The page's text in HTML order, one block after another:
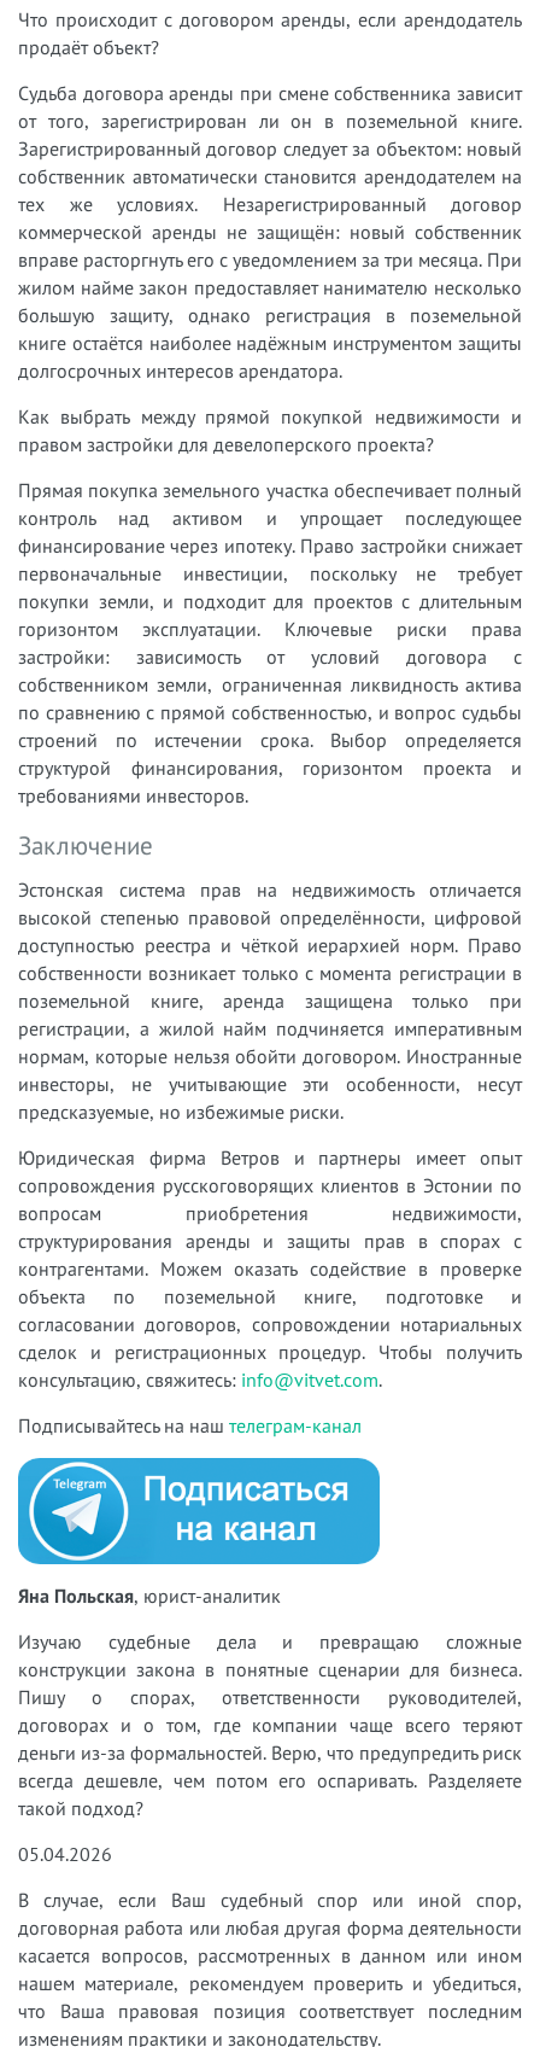
Что происходит с договором аренды, если арендодатель
продаёт объект?
Судьба договора аренды при смене собственника зависит
от того, зарегистрирован ли он в поземельной книге.
Зарегистрированный договор следует за объектом: новый
собственник автоматически становится арендодателем на
тех же условиях. Незарегистрированный договор
коммерческой аренды не защищён: новый собственник
вправе расторгнуть его с уведомлением за три месяца. При
жилом найме закон предоставляет нанимателю несколько
большую защиту, однако регистрация в поземельной
книге остаётся наиболее надёжным инструментом защиты
долгосрочных интересов арендатора.
Как выбрать между прямой покупкой недвижимости и
правом застройки для девелоперского проекта?
Прямая покупка земельного участка обеспечивает полный
контроль над активом и упрощает последующее
финансирование через ипотеку. Право застройки снижает
первоначальные инвестиции, поскольку не требует
покупки земли, и подходит для проектов с длительным
горизонтом эксплуатации. Ключевые риски права
застройки: зависимость от условий договора с
собственником земли, ограниченная ликвидность актива
по сравнению с прямой собственностью, и вопрос судьбы
строений по истечении срока. Выбор определяется
структурой финансирования, горизонтом проекта и
требованиями инвесторов.
Заключение
Эстонская система прав на недвижимость отличается
высокой степенью правовой определённости, цифровой
доступностью реестра и чёткой иерархией норм. Право
собственности возникает только с момента регистрации в
поземельной книге, аренда защищена только при
регистрации, а жилой найм подчиняется императивным
нормам, которые нельзя обойти договором. Иностранные
инвесторы, не учитывающие эти особенности, несут
предсказуемые, но избежимые риски.
Юридическая фирма Ветров и партнеры имеет опыт
сопровождения русскоговорящих клиентов в Эстонии по
вопросам приобретения недвижимости,
структурирования аренды и защиты прав в спорах с
контрагентами. Можем оказать содействие в проверке
объекта по поземельной книге, подготовке и
согласовании договоров, сопровождении нотариальных
сделок и регистрационных процедур. Чтобы получить
консультацию, свяжитесь: info@vitvet.com.
Подписывайтесь на наш телеграм-канал
Яна Польская, юрист-аналитик
Изучаю судебные дела и превращаю сложные
конструкции закона в понятные сценарии для бизнеса.
Пишу о спорах, ответственности руководителей,
договорах и о том, где компании чаще всего теряют
деньги из-за формальностей. Верю, что предупредить риск
всегда дешевле, чем потом его оспаривать. Разделяете
такой подход?
05.04.2026
В случае, если Ваш судебный спор или иной спор,
договорная работа или любая другая форма деятельности
касается вопросов, рассмотренных в данном или ином
нашем материале, рекомендуем проверить и убедиться,
что Ваша правовая позиция соответствует последним
изменениям практики и законодательству.